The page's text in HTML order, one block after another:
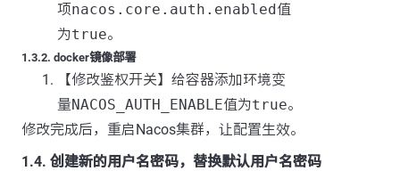
项nacos.core.auth.enabled值
为true。
1.3.2. docker镜像部署
【修改鉴权开关】给容器添加环境变
量NACOS_AUTH_ENABLE值为true。
修改完成后，重启Nacos集群，让配置生效。
1.4. 创建新的用户名密码，替换默认用户名密码